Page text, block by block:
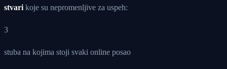
stvari koje su nepromenljive za uspeh:
3
stuba na kojima stoji svaki online posao